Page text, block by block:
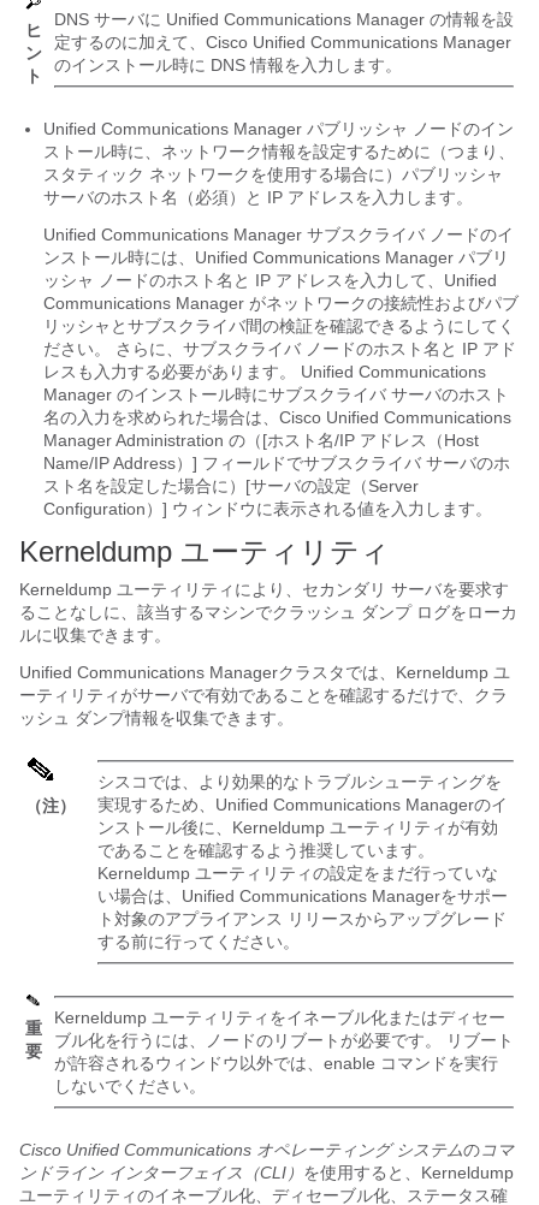
ヒ
ン
ト
DNS サーバに Unified Communications Manager の情報を設
定するのに加えて、Cisco Unified Communications Manager
のインストール時に DNS 情報を入力します。
Unified Communications Manager パブリッシャ ノードのイン
ストール時に、ネットワーク情報を設定するために（つまり、
スタティック ネットワークを使用する場合に）パブリッシャ
サーバのホスト名（必須）と IP アドレスを入力します。
Unified Communications Manager サブスクライバ ノードのイ
ンストール時には、 Unified Communications Manager パブリ
ッシャ ノードのホスト名と IP アドレスを入力して、 Unified
Communications Manager がネットワークの接続性およびパブ
リッシャとサブスクライバ間の検証を確認できるようにしてく
ださい。 さらに、サブスクライバ ノードのホスト名と IP アド
レスも入力する必要があります。 Unified Communications
Manager のインストール時にサブスクライバ サーバのホスト
名の入力を求められた場合は、Cisco Unified Communications
Manager Administration の（[ホスト名/IP アドレス（Host
Name/IP Address）] フィールドでサブスクライバ サーバのホ
スト名を設定した場合に）[サーバの設定（Server
Configuration）] ウィンドウに表示される値を入力します。
Kerneldump ユーティリティ
Kerneldump ユーティリティにより、セカンダリ サーバを要求す
ることなしに、該当するマシンでクラッシュ ダンプ ログをローカ
ルに収集できます。
Unified Communications Managerクラスタでは、Kerneldump ユ
ーティリティがサーバで有効であることを確認するだけで、クラ
ッシュ ダンプ情報を収集できます。
（注）
シスコでは、より効果的なトラブルシューティングを
実現するため、 Unified Communications Managerのイ
ンストール後に、Kerneldump ユーティリティが有効
であることを確認するよう推奨しています。
Kerneldump ユーティリティの設定をまだ行っていな
い場合は、 Unified Communications Managerをサポー
ト対象のアプライアンス リリースからアップグレード
する前に行ってください。
重
要
Kerneldump ユーティリティをイネーブル化またはディセー
ブル化を行うには、ノードのリブートが必要です。 リブート
が許容されるウィンドウ以外では、enable コマンドを実行
しないでください。
Cisco Unified Communications オペレーティング システムのコマ
ンドライン インターフェイス（CLI） を使用すると、Kerneldump
ユーティリティのイネーブル化、ディセーブル化、ステータス確